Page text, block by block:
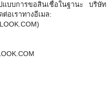
แบบการขอสินเชื่อในฐานะ บริษัท
อเราทางอีเมล: